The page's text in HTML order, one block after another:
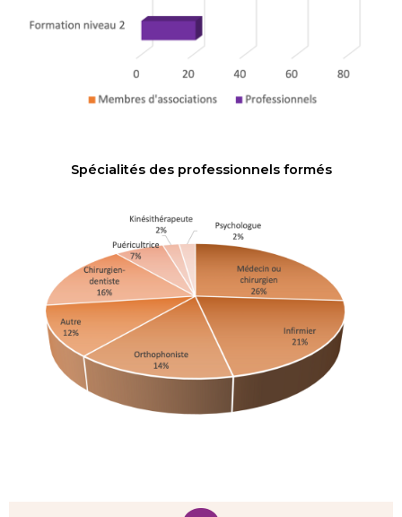
Spécialités des professionnels formés